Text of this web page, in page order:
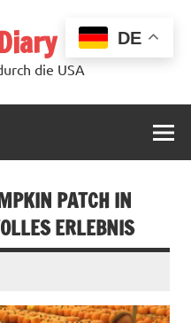
USA
die USA
PATCH IN
ERLEBNIS
DE